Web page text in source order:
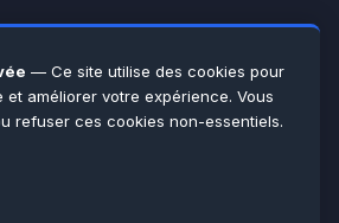
→
— Ce site utilise des cookies pour
améliorer votre expérience. Vous
refuser ces cookies non-essentiels.